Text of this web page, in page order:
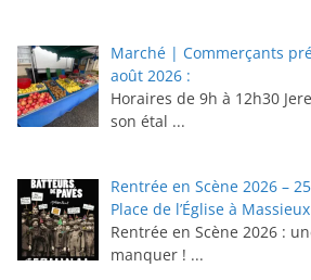
Marché | Commerçants
août 2026 :
Horaires de 9h à 12h30
son étal ...
Rentrée en Scène 2026 –
Place de l’Église à Massieux
Rentrée en Scène 2026 :
manquer ! ...